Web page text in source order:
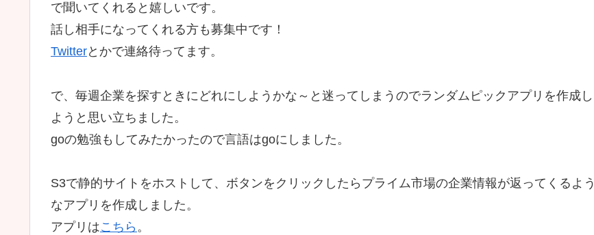
で聞いてくれると嬉しいです。
話し相手になってくれる方も募集中です！
Twitterとかで連絡待ってます。
で、毎週企業を探すときにどれにしようかな～と迷ってしまうのでランダムピックアプリを作成し
ようと思い立ちました。
goの勉強もしてみたかったので言語はgoにしました。
S3で静的サイトをホストして、ボタンをクリックしたらプライム市場の企業情報が返ってくるよう
なアプリを作成しました。
アプリはこちら 。